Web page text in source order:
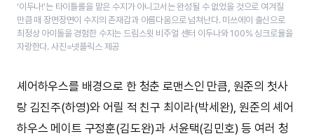
‘이두나!’는 타이틀롤을 맡은 수지가 아니고서는 완성될 수 없었을 것으로 여겨질
만큼 매 장면장면이 수지의 존재감과 아름다움으로 넘쳐난다. 미쓰에이 출신으로
최정상 아이돌을 경험한 수지는 드림스윗 비주얼 센터 이두나와 100% 싱크로율을
자랑한다. 사진=넷플릭스 제공
셰어하우스를 배경으로 한 청춘 로맨스인 만큼, 원준의 첫사
랑 김진주(하영)와 어릴 적 친구 최이라(박세완), 원준의 셰어
하우스 메이트 구정훈(김도완)과 서윤택(김민호) 등 여러 청